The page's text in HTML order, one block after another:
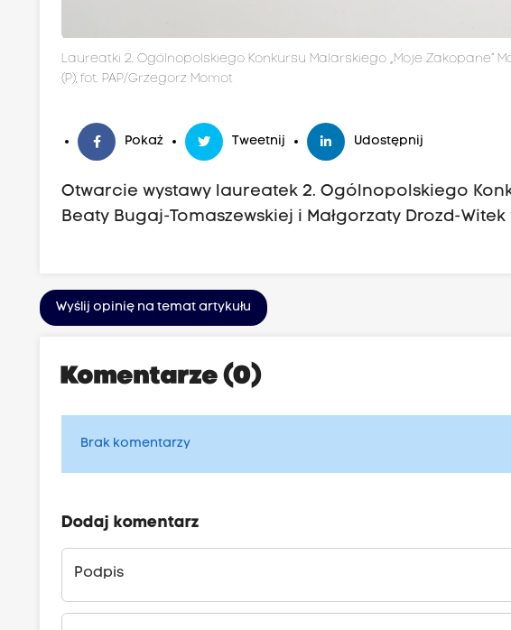
Laureatki 2. Ogólnopolskiego Konkursu Malarskiego „Moje Zakopane”
(P), fot. PAP/Grzegorz Momot
Pokaż Tweetnij Udostępnij
Otwarcie wystawy laureatek 2. Ogólnopolskiego
Beaty Bugaj-Tomaszewskiej i Małgorzaty Drozd-
Wyślij opinię na temat artykułu
Komentarze (0)
Brak komentarzy
Dodaj komentarz
Podpis